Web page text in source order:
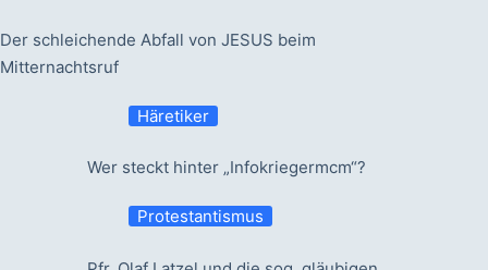
Der schleichende Abfall von JESUS beim
Mitternachtsruf
Häretiker
Wer steckt hinter „Infokriegermcm“?
Protestantismus